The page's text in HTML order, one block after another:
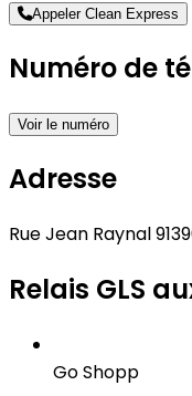
Appeler Clean Express
Numéro de
Voir le numéro
Adresse
Rue Jean Raynal
Relais GLS
Go Shopp